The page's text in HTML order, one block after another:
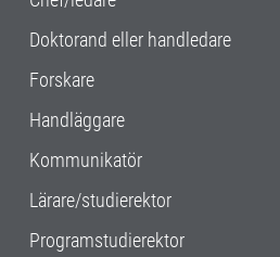
Doktorand eller handledare
Forskare
Handläggare
Kommunikatör
Lärare/studierektor
Programstudierektor